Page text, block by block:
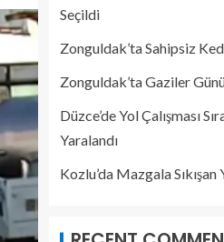
Seçildi
Zonguldak’ta Sahipsiz
Zonguldak’ta Gaziler
Düzce’de Yol Çalışması
Yaralandı
Kozlu’da Mazgala